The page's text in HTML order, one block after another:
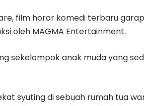
film horor komedi terbaru
oleh MAGMA Entertainment.
sekelompok anak muda yang
syuting di sebuah rumah tua